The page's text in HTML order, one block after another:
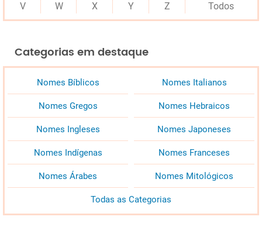
V
W X Y Z Todos
Categorias em destaque
Nomes Bíblicos Nomes Italianos
Nomes Gregos Nomes Hebraicos
Nomes Ingleses Nomes Japoneses
Nomes Indígenas Nomes Franceses
Nomes Árabes Nomes Mitológicos
Todas as Categorias